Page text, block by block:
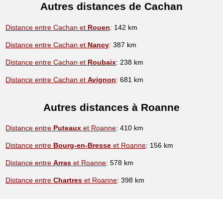
Autres distances de Cachan
Distance entre Cachan et Rouen: 142 km
Distance entre Cachan et Nancy: 387 km
Distance entre Cachan et Roubaix: 238 km
Distance entre Cachan etAvignon: 681 km
Autres distances à Roanne
Distance entre Puteaux et Roanne: 410 km
Distance entre Bourg-en-Bresse et Roanne: 156 km
Distance entreArras et Roanne: 578 km
Distance entreChartres et Roanne: 398 km